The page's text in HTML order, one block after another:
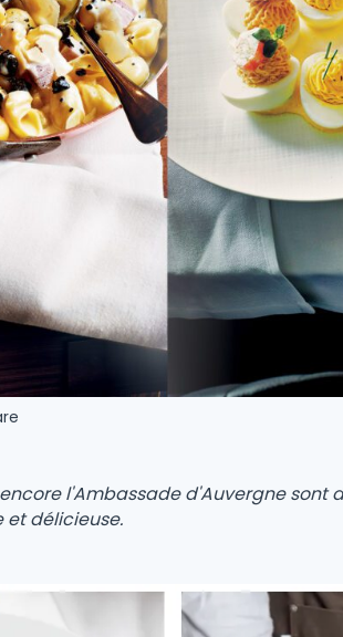
l'Ambassade d'Auvergne sont
et délicieuse.